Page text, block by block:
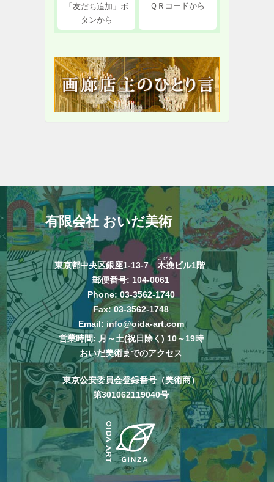
「友だち追加」ボ
タンから
ＱＲコードから
有限会社 おいだ美術
東京都中央区銀座1-13-7木挽
こびき
ビル1階
郵便番号: 104-0061
Phone: 03-3562-1740
Fax: 03-3562-1748
Email: info@oida-art.com
営業時間: 月～土(祝日除く) 10～19時
おいだ美術までのアクセス
東京公安委員会登録番号（美術商）
第301062119040号